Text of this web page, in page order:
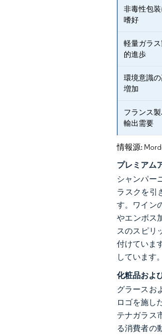
非毒性包
嗜好
軽量ガラ
的進歩
環境意識
増加
フランス
輸出需要
情報源:
プレミアム
シャンパー
ラスクを引
す。ワイン
やエンボス
スのスピリ
付けていま
しています。
化粧品およ
グラースお
ロゴを施し
テナガラス
る消費者の